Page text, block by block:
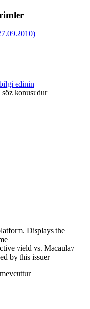
edinin
konusudur
Displays the
yield vs. Macaulay
by this issuer